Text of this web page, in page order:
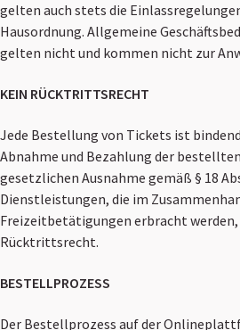
gelten auch stets die
Hausordnung. Allgemeine
gelten nicht und kommen nicht zur
KEIN RÜCKTRITTSRECHT
Jede Bestellung von Tickets ist
Abnahme und Bezahlung der
gesetzlichen Ausnahme gemäß § 18
Dienstleistungen, die im
Freizeitbetätigungen erbracht
Rücktrittsrecht.
BESTELLPROZESS
Der Bestellprozess auf der